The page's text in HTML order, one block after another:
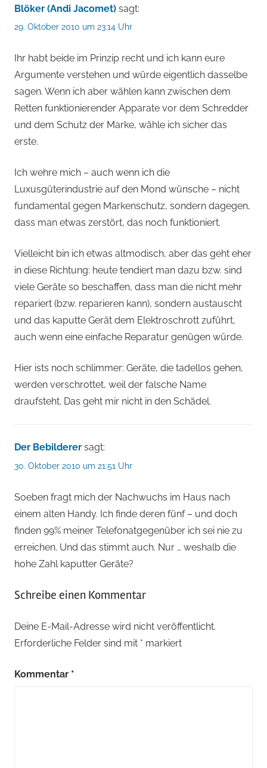
Blöker (Andi Jacomet) sagt:
29. Oktober 2010 um 23:14 Uhr
Ihr habt beide im Prinzip recht und ich kann eure
Argumente verstehen und würde eigentlich dasselbe
sagen. Wenn ich aber wählen kann zwischen dem
Retten funktionierender Apparate vor dem Schredder
und dem Schutz der Marke, wähle ich sicher das
erste.
Ich wehre mich – auch wenn ich die
Luxusgüterindustrie auf den Mond wünsche – nicht
fundamental gegen Markenschutz, sondern dagegen,
dass man etwas zerstört, das noch funktioniert.
Vielleicht bin ich etwas altmodisch, aber das geht eher
in diese Richtung: heute tendiert man dazu bzw. sind
viele Geräte so beschaffen, dass man die nicht mehr
repariert (bzw. reparieren kann), sondern austauscht
und das kaputte Gerät dem Elektroschrott zuführt,
auch wenn eine einfache Reparatur genügen würde.
Hier ists noch schlimmer: Geräte, die tadellos gehen,
werden verschrottet, weil der falsche Name
draufsteht. Das geht mir nicht in den Schädel.
Der Bebilderer sagt:
30. Oktober 2010 um 21:51 Uhr
Soeben fragt mich der Nachwuchs im Haus nach
einem alten Handy. Ich finde deren fünf – und doch
finden 99% meiner Telefonatgegenüber ich sei nie zu
erreichen. Und das stimmt auch. Nur … weshalb die
hohe Zahl kaputter Geräte?
Schreibe einen Kommentar
Deine E-Mail-Adresse wird nicht veröffentlicht.
Erforderliche Felder sind mit * markiert
Kommentar *